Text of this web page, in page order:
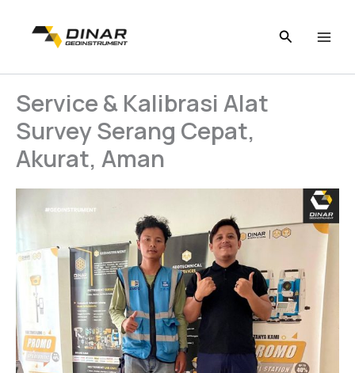
Service & Kalibrasi Alat
Survey Serang Cepat,
Akurat, Aman